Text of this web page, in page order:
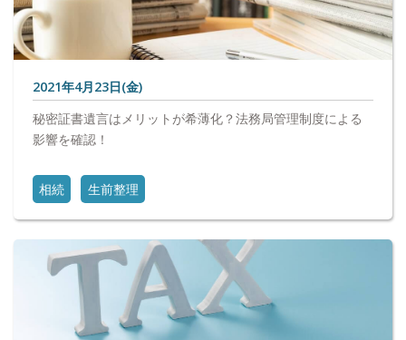
2021年4月23日(金)
秘密証書遺言はメリットが希薄化？法務局管理制度による
影響を確認！
相続 生前整理